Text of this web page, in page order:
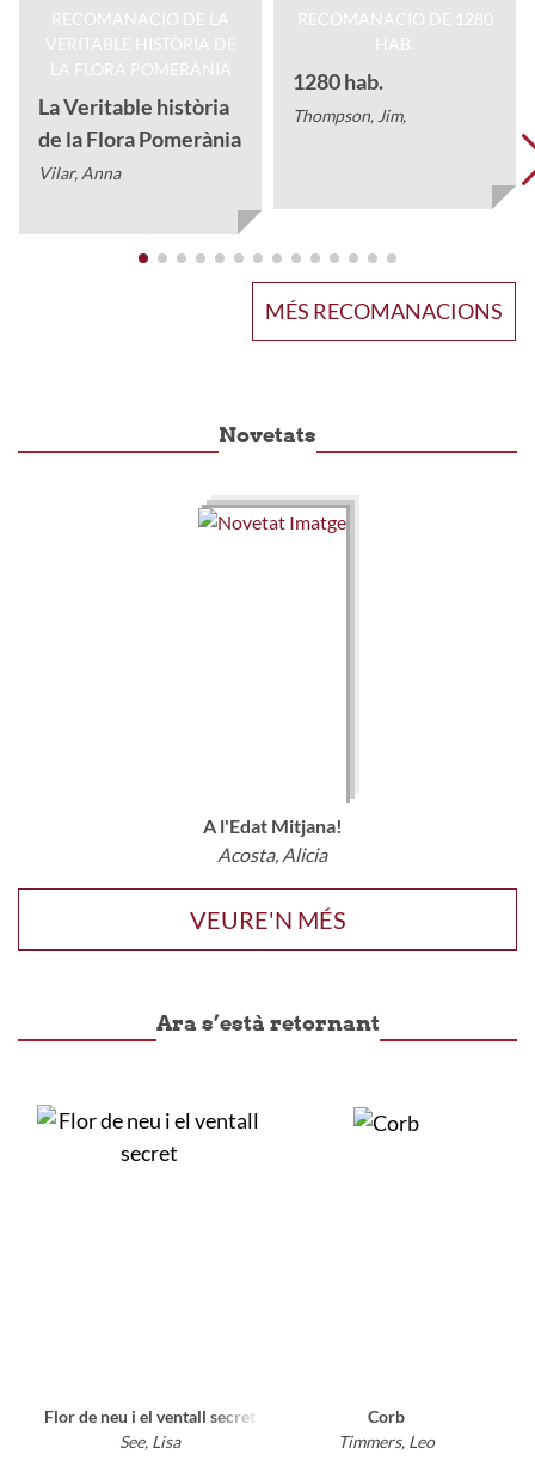
La Veritable història
de la Flora Pomerània
Vilar, Anna
1280 hab.
Thompson, Jim,
MÉS RECOMANACIONS
Novetats
A l'Edat Mitjana!
Acosta, Alicia
VEURE'N MÉS
Ara s’està retornant
Flor de neu i el ventall secret
See, Lisa
Corb
Timmers, Leo